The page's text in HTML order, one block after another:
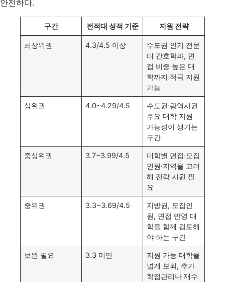
안전하다.
구간 전적대 성적 기준 지원 전략
최상위권 4.3/4.5 이상
수도권 인기 전문
대 간호학과, 면
접 비중 높은 대
학까지 적극 지원
가능
상위권 4.0~4.29/4.5
수도권·광역시권
주요 대학 지원
가능성이 생기는
구간
중상위권 3.7~3.99/4.5
대학별 면접·모집
인원·지역을 고려
해 전략 지원 필
요
중위권 3.3~3.69/4.5
지방권, 모집인
원, 면접 반영 대
학을 함께 검토해
야 하는 구간
보완 필요 3.3 미만
지원 가능 대학을
넓게 보되, 추가
학점관리나 재수